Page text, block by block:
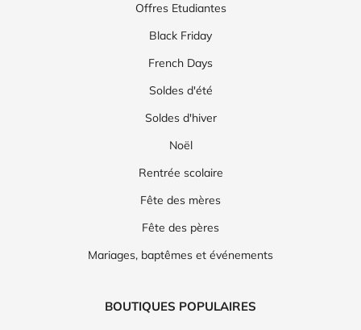
Offres Etudiantes
Black Friday
French Days
Soldes d'été
Soldes d'hiver
Noël
Rentrée scolaire
Fête des mères
Fête des pères
Mariages, baptêmes et événements
BOUTIQUES POPULAIRES